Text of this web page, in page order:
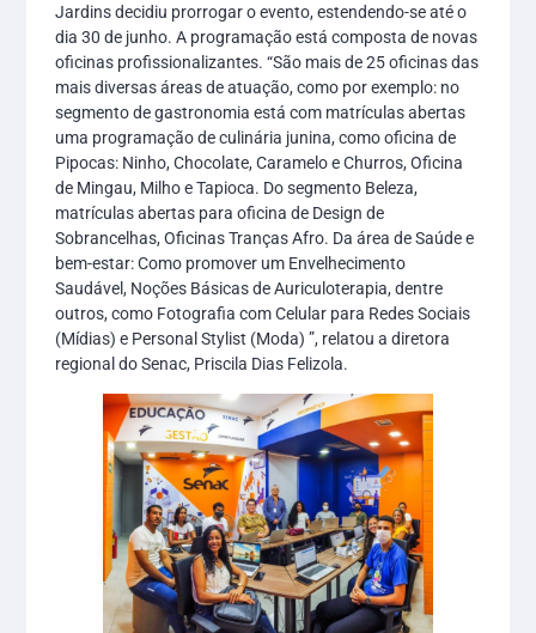
Jardins decidiu prorrogar o evento, estendendo-se até o
dia 30 de junho. A programação está composta de novas
oficinas profissionalizantes. “São mais de 25 oficinas das
mais diversas áreas de atuação, como por exemplo: no
segmento de gastronomia está com matrículas abertas
uma programação de culinária junina, como oficina de
Pipocas: Ninho, Chocolate, Caramelo e Churros, Oficina
de Mingau, Milho e Tapioca. Do segmento Beleza,
matrículas abertas para oficina de Design de
Sobrancelhas, Oficinas Tranças Afro. Da área de Saúde e
bem-estar: Como promover um Envelhecimento
Saudável, Noções Básicas de Auriculoterapia, dentre
outros, como Fotografia com Celular para Redes Sociais
(Mídias) e Personal Stylist (Moda) ”, relatou a diretora
regional do Senac, Priscila Dias Felizola.